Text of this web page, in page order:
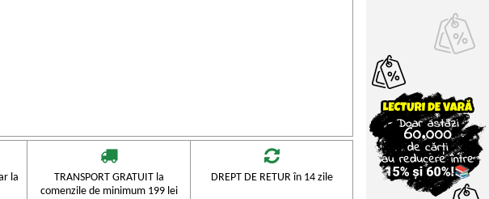
la
TRANSPORT GRATUIT la
comenzile de minimum 199 lei
DREPT DE RETUR în 14 zile